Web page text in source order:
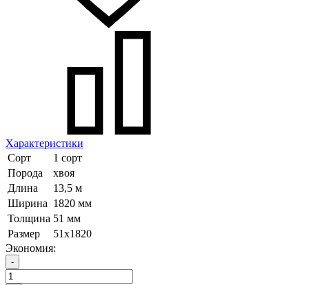
Характеристики
Сорт
1 сорт
Порода
хвоя
Длина
13,5 м
Ширина 1820 мм
Толщина 51 мм
Размер
51х1820
Экономия:
-